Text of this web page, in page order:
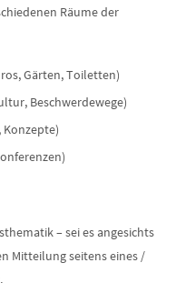
Räume der
Gärten, Toiletten)
Beschwerdewege)
– sei es angesichts
Mitteilung seitens eines /